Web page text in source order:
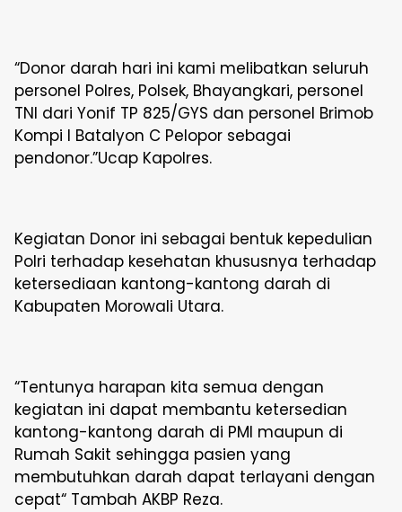
“Donor darah hari ini kami melibatkan seluruh
personel Polres, Polsek, Bhayangkari, personel
TNI dari Yonif TP 825/GYS dan personel Brimob
Kompi I Batalyon C Pelopor sebagai
pendonor.”Ucap Kapolres.
Kegiatan Donor ini sebagai bentuk kepedulian
Polri terhadap kesehatan khususnya terhadap
ketersediaan kantong-kantong darah di
Kabupaten Morowali Utara.
“Tentunya harapan kita semua dengan
kegiatan ini dapat membantu ketersedian
kantong-kantong darah di PMI maupun di
Rumah Sakit sehingga pasien yang
membutuhkan darah dapat terlayani dengan
cepat“ Tambah AKBP Reza.